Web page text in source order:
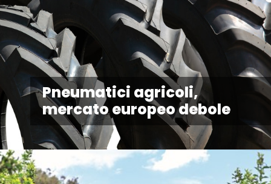
Pneumatici agricoli,
mercato europeo debole